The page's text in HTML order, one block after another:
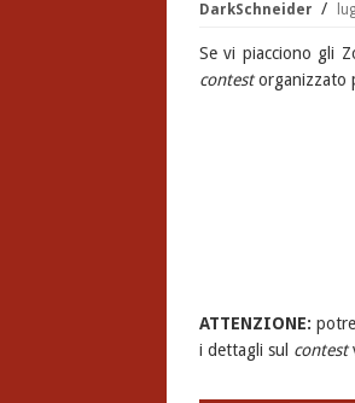
DarkSchneider
Se vi piacciono gli
contestorganizzato
ATTENZIONE:
i dettagli sul contest